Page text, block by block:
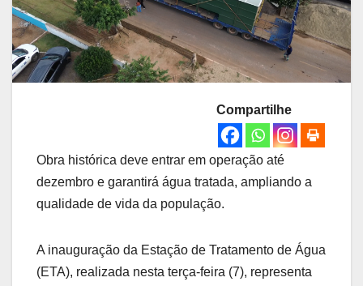
Compartilhe
Obra histórica deve entrar em operação até
dezembro e garantirá água tratada, ampliando a
qualidade de vida da população.
A inauguração da Estação de Tratamento de Água
(ETA), realizada nesta terça-feira (7), representa